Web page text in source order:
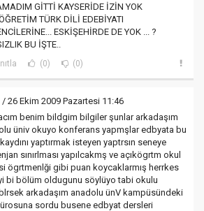
GİTTİ KAYSERİDE İZİN YOK
TÜRK DİLİ EDEBİYATI
ESKİŞEHİRDE DE YOK ... ?
BU İŞTE..
(0) (0)
/ 26 Ekim 2009 Pazartesi 11:46
benim bildgim bilgiler şunlar arkadaşım
üniv okuyo konferans yapmşlar edbyata bu
yaptırmak isteyen yaptrsın seneye
sınırlması yapılcakmş ve açıkögrtm okul
ögrtmenlği gibi puan koycaklarmış herrkes
bi bölüm oldugunu söylüyo tabi okulu
arkadaşım anadolu ünV kampüsündeki
sordu busene edbyat dersleri